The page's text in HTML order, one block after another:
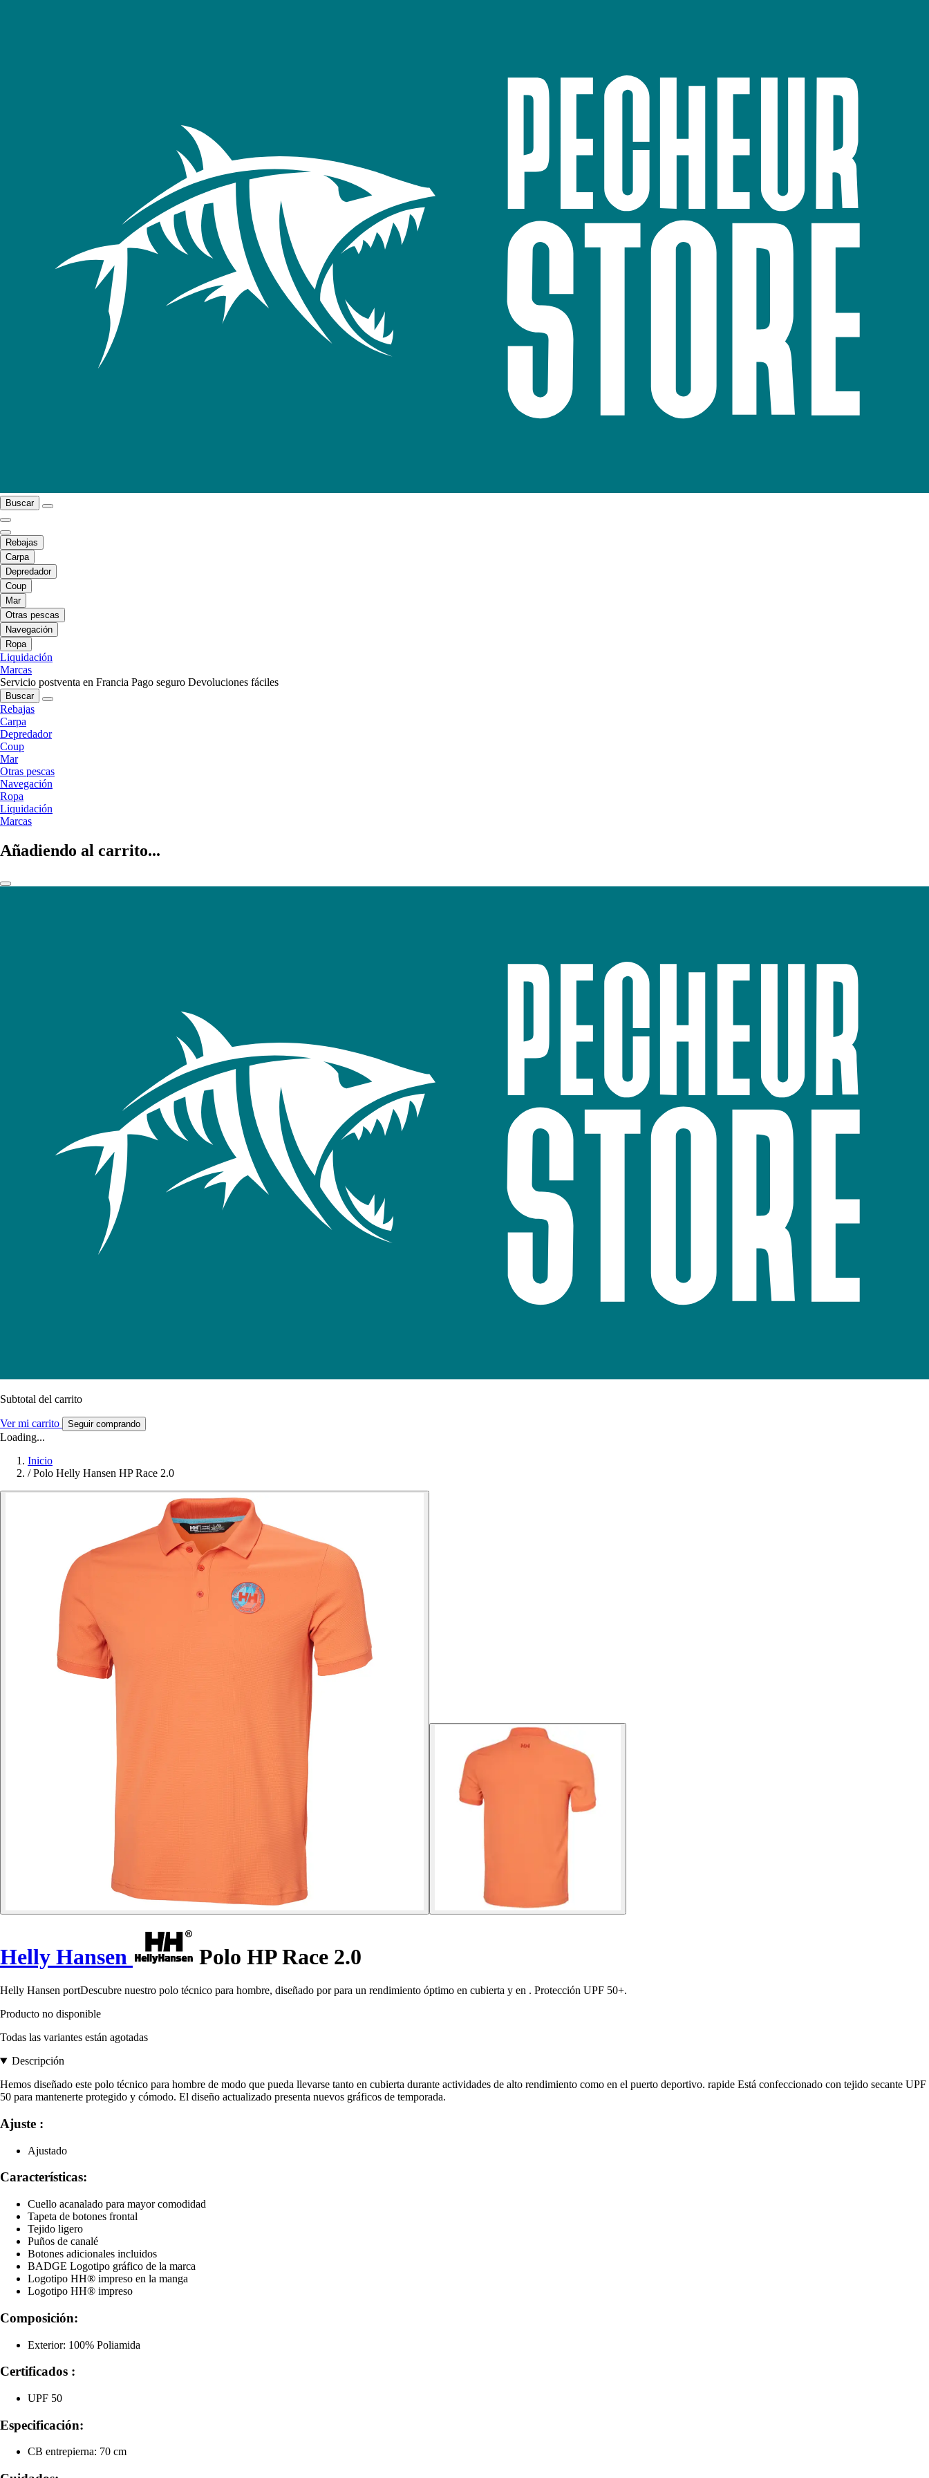
Buscar
Rebajas
Carpa
Depredador
Coup
Mar
Otras pescas
Navegación
Ropa
Liquidación
Marcas
Servicio postventa en Francia Pago seguro Devoluciones fáciles
Buscar
Rebajas
Carpa
Depredador
Coup
Mar
Otras pescas
Navegación
Ropa
Liquidación
Marcas
Añadiendo al carrito...
Subtotal del carrito
Ver mi carrito Seguir comprando
Loading...
Inicio
/ Polo Helly Hansen HP Race 2.0
Helly Hansen Polo HP Race 2.0
Helly Hansen portDescubre nuestro polo técnico para hombre, diseñado por para un rendimiento óptimo en cubierta y en . Protección UPF 50+.
Producto no disponible
Todas las variantes están agotadas
Descripción
Hemos diseñado este polo técnico para hombre de modo que pueda llevarse tanto en cubierta durante actividades de alto rendimiento como en el puerto deportivo. rapide Está confeccionado con tejido secante UPF
50 para mantenerte protegido y cómodo. El diseño actualizado presenta nuevos gráficos de temporada.
Ajuste :
Ajustado
Características:
Cuello acanalado para mayor comodidad
Tapeta de botones frontal
Tejido ligero
Puños de canalé
Botones adicionales incluidos
BADGE Logotipo gráfico de la marca
Logotipo HH® impreso en la manga
Logotipo HH® impreso
Composición:
Exterior: 100% Poliamida
Certificados :
UPF 50
Especificación:
CB entrepierna: 70 cm